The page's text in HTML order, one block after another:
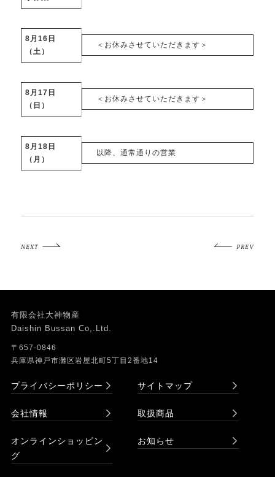
8月16日
（土）
＜お休みさせていただきます＞
8月17日
（日）
＜お休みさせていただきます＞
8月18日
（月）
以降、通常通りの営業
NEXT PREV
有限会社大神物産
Daishin Bussan Co,.Ltd.
〒657-0846
兵庫県神戸市灘区岩屋北町5丁目2番地14
プライバシーポリシー サイトマップ
会社情報 取扱商品
オンラインショッピン
グ
お知らせ